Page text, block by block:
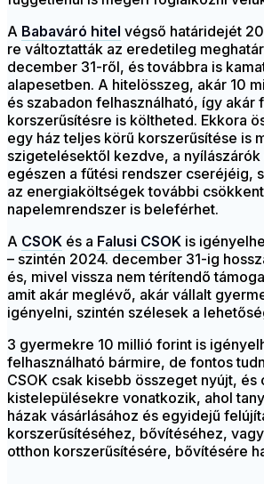
A Babaváró hitel végső határidejét
re változtatták az eredetileg
december 31-ről, és továbbra is
alapesetben. A hitelösszeg, akár 10
és szabadon felhasználható, így akár
korszerűsítésre is költheted. Ekkora
egy ház teljes körű korszerűsítése is
szigetelésektől kezdve, a nyílászárók
egészen a fűtési rendszer cseréjéig,
az energiaköltségek további
napelemrendszer is beleférhet.
A CSOK és a Falusi CSOK is
– szintén 2024. december 31-ig
és, mivel vissza nem térítendő
amit akár meglévő, akár vállalt
igényelni, szintén szélesek a
3 gyermekre 10 millió forint is
felhasználható bármire, de fontos
CSOK csak kisebb összeget nyújt, és
kistelepülésekre vonatkozik, ahol
házak vásárlásához és egyidejű
korszerűsítéséhez, bővítéséhez,
otthon korszerűsítésére, bővítésére